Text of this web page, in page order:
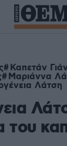
Καπετάν
Μαριάννα
Λάτση
του